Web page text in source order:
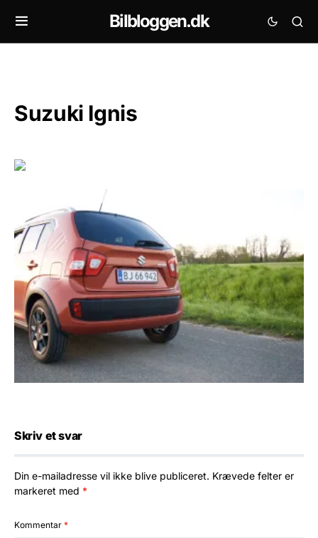
Bilbloggen.dk
Suzuki Ignis
Skriv et svar
Din e-mailadresse vil ikke blive publiceret. Krævede felter er
markeret med *
Kommentar *